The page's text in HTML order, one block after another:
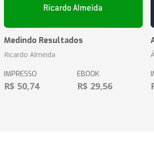
Medindo Resultados
Ricardo Almeida
IMPRESSO
R$ 50,74
EBOOK
R$ 29,56